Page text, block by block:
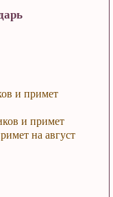
и примет
и примет
на август